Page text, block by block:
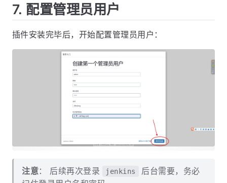
7. 配置管理员用户
插件安装完毕后，开始配置管理员用户：